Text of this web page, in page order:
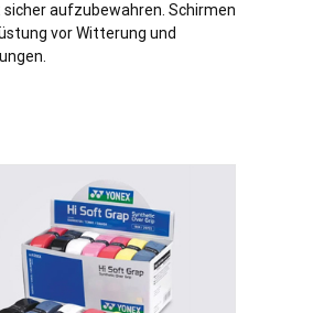
sicher aufzubewahren. Schirmen
vor Witterung und